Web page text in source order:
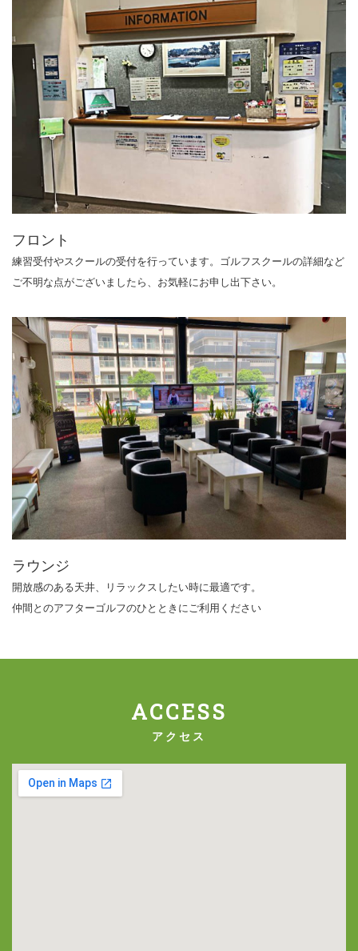
フロント
練習受付やスクールの受付を行っています。ゴルフスクールの詳細など
ご不明な点がございましたら、お気軽にお申し出下さい。
ラウンジ
開放感のある天井、リラックスしたい時に最適です。
仲間とのアフターゴルフのひとときにご利用ください
ACCESS
アクセス